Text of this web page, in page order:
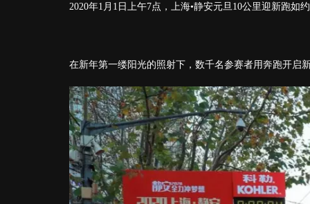
2020年1月1日上午7点，上海•静安元旦10公里迎新跑如
在新年第一缕阳光的照射下，数千名参赛者用奔跑开启